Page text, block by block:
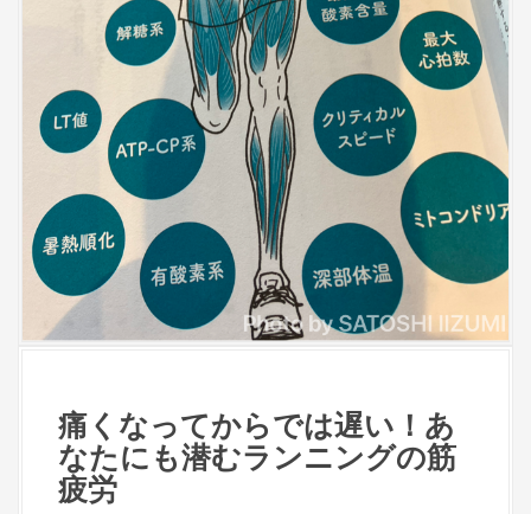
痛くなってからでは遅い！あ
なたにも潜むランニングの筋
疲労